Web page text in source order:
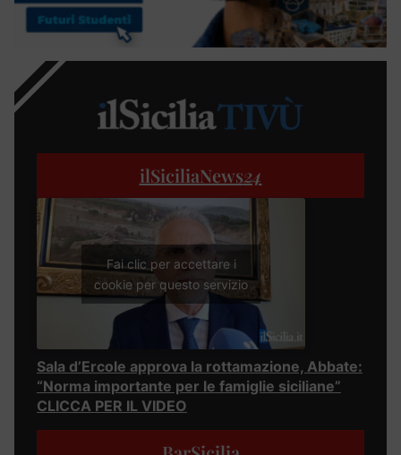
ilSiciliaNews24
Fai clic per accettare i
cookie per questo servizio
Sala d’Ercole approva la rottamazione, Abbate:
“Norma importante per le famiglie siciliane”
CLICCA PER IL VIDEO